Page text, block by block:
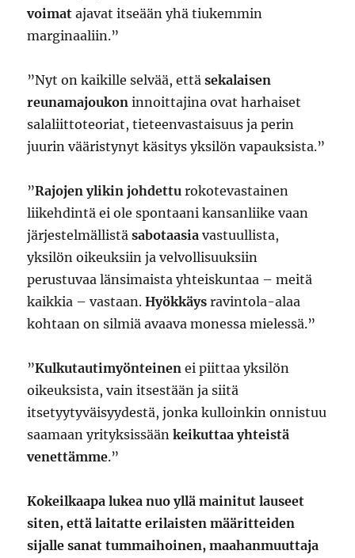
voimat ajavat itseään yhä tiukemmin
marginaaliin.”
”Nyt on kaikille selvää, ettäsekalaisen
reunamajoukoninnoittajina ovat harhaiset
salaliittoteoriat, tieteenvastaisuus ja perin
juurin vääristynyt käsitys yksilön vapauksista.”
”Rajojen ylikin johdettu rokotevastainen
liikehdintä ei ole spontaani kansanliike vaan
järjestelmällistäsabotaasia vastuullista,
yksilön oikeuksiin ja velvollisuuksiin
perustuvaa länsimaista yhteiskuntaa – meitä
kaikkia – vastaan.Hyökkäys ravintola-alaa
kohtaan on silmiä avaava monessa mielessä.”
”Kulkutautimyönteinen ei piittaa yksilön
oikeuksista, vain itsestään ja siitä
itsetyytyväisyydestä, jonka kulloinkin onnistuu
saamaan yrityksissäänkeikuttaa yhteistä
venettämme.”
Kokeilkaapa lukea nuo yllä mainitut lauseet
siten, että laitatte erilaisten määritteiden
sijalle sanat tummaihoinen, maahanmuuttaja